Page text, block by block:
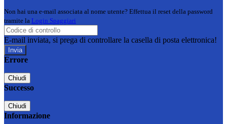
Non hai una e-mail associata al nome utente? Effettua il reset della password
tramite la Login Spaggiari
E-mail inviata, si prega di controllare la casella di posta elettronica!
Errore
Chiudi
Successo
Chiudi
Informazione